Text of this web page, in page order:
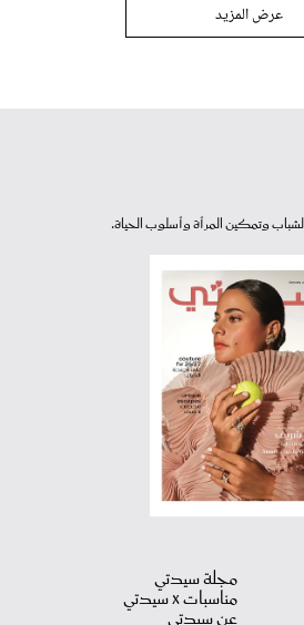
عرض المزيد
وتمكين المرأة وأسلوب الحياة.
مجلة سيدتي
مناسبات X سيدتي
عن سيدتي